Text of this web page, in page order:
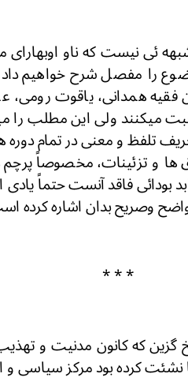
ئی نیست که ناو
را مفصل شرح خواهیم
همدانی، یاقوت رومی،
میکنند ولی این مطلب را
تلفظ و معنی در تمام دوره
و تزئینات، مخصوصاً پرچم
بودائی فاقد آنست حتماً
وصریح بدان اشاره کرده
* * *
گزین که کانون مدنیت و
نشئت کرده بود مرکز سیاسی